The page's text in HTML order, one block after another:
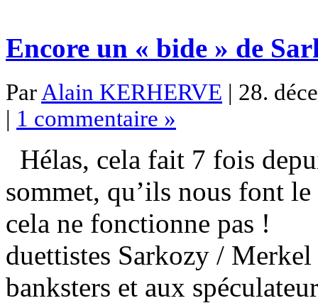
Encore un « bide » de
Par Alain KERHERVE | 28.
| 1 commentaire »
Hélas, cela fait 7 fois
sommet, qu’ils nous font
cela ne fonctionne pas !
duettistes Sarkozy /
banksters et aux